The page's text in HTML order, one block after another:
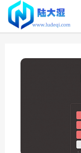
欢迎您光临陆大湿，本站